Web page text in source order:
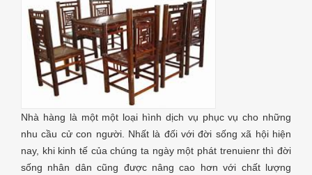
Nhà hàng là một một loại hình dịch vụ phục vụ cho những
nhu cầu cử con người. Nhất là đối với đời sống xã hội hiện
nay, khi kinh tế của chúng ta ngày một phát trenuienr thì đời
sống nhân dân cũng được nâng cao hơn với chất lượng